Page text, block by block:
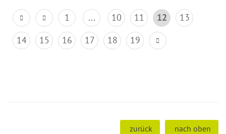
1 ... 10 11 12
13
14
15 16 17 18 19
zurück nach oben